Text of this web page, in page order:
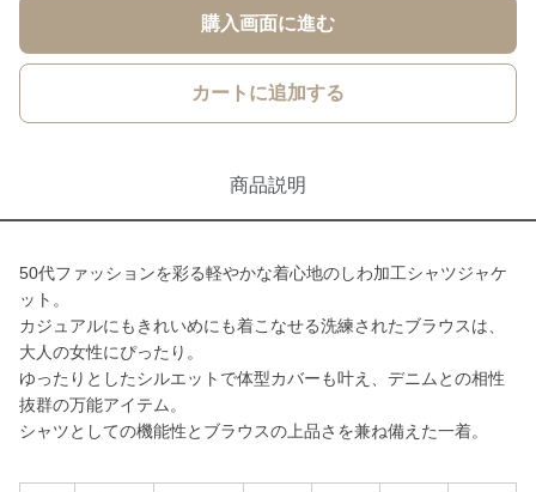
購入画面に進む
カートに追加する
商品説明
50代ファッションを彩る軽やかな着心地のしわ加工シャツジャケ
ット。
カジュアルにもきれいめにも着こなせる洗練されたブラウスは、
大人の女性にぴったり。
ゆったりとしたシルエットで体型カバーも叶え、デニムとの相性
抜群の万能アイテム。
シャツとしての機能性とブラウスの上品さを兼ね備えた一着。